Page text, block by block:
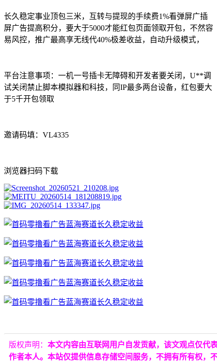
长久稳定事业顶包三米，互转与提现的手续费1%看弹屏广插
屏广告提高积分，要大于5000才能红包页面领取开包，不然容
易风控，推广最高享无线代40%极差收益，自动升级模式，
平台注意事项：一机一号插卡无障碍和开发者要关闭，U**调
试关闭禁止脚本模拟器和科技，同IP最多两台设备，红包要大
于5千开包领取
邀请码填：VL4335
浏览器扫码下载
版权声明： 本文内容由互联网用户自发贡献，该文观点仅代
作者本人。本站仅提供信息存储空间服务，不拥有所有权，